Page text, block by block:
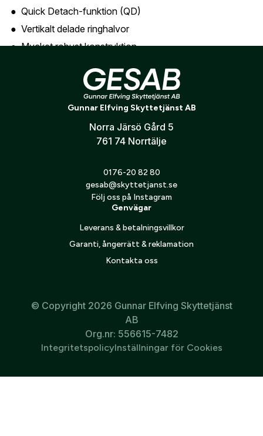
Quick Detach-funktion (QD)
Vertikalt delade ringhalvor
Mycket robust konstruktion
Snabb av- och påmontering
Passar Weaver- och Picatinny-skenor
Verifiera e-post:*
personuppgiftspolicy.
Gunnar Elfving Skyttetjänst AB
Norra Järsö Gård 5
761 74 Norrtälje
0176-20 82 80
gesab@skyttetjanst.se
Följ oss på Instagram
Genvägar
Leverans & betalningsvillkor
Garanti, ångerrätt & reklamation
Kontakta oss
© Copyright 2026 Gunnar Elfving Skyttetjänst
AB
Org.nr: 556615-7482
IntegritetspolicyInställningar för Cookies